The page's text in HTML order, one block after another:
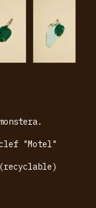
"Motel"